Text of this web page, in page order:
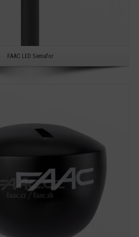
FAAC LED Semafor
Detail